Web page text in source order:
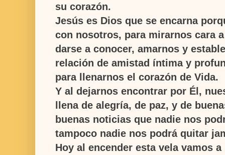
su corazón.
Jesús es Dios que se encarna
con nosotros, para mirarnos cara
darse a conocer, amarnos y
relación de amistad íntima y
para llenarnos el corazón de Vida.
Y al dejarnos encontrar por Él,
llena de alegría, de paz, y de
buenas noticias que nadie nos
tampoco nadie nos podrá quitar
Hoy al encender esta vela vamos